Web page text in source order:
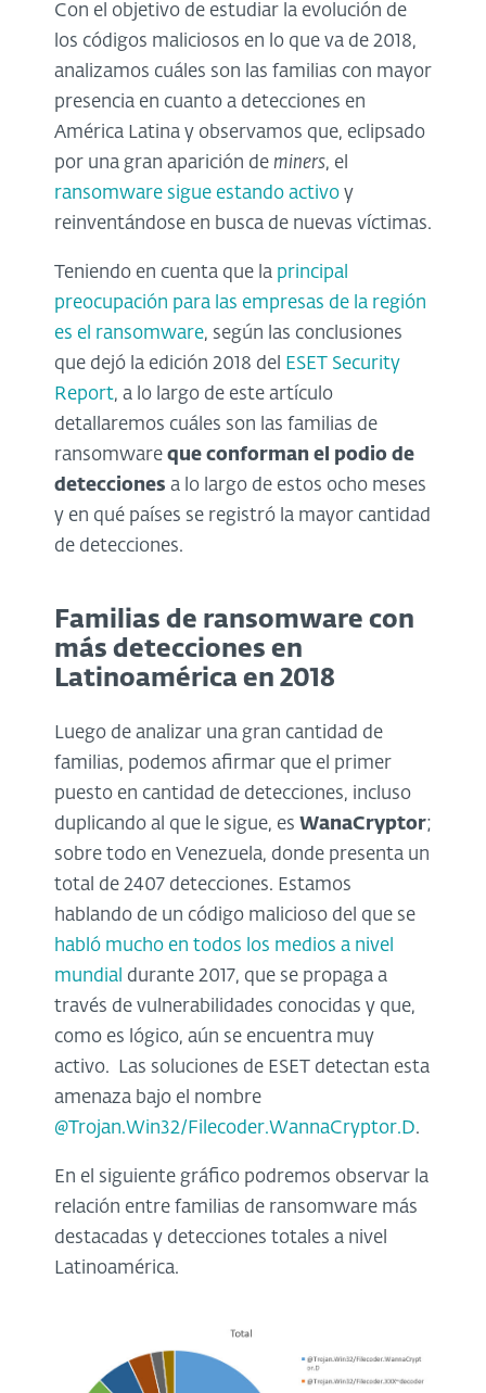
Con el objetivo de estudiar la evolución de
los códigos maliciosos en lo que va de 2018,
analizamos cuáles son las familias con mayor
presencia en cuanto a detecciones en
América Latina y observamos que, eclipsado
por una gran aparición de miners, el
ransomware sigue estando activo y
reinventándose en busca de nuevas víctimas.
Teniendo en cuenta que la principal
preocupación para las empresas de la región
es el ransomware, según las conclusiones
que dejó la edición 2018 del
ESET Security
Report, a lo largo de este artículo
detallaremos cuáles son las familias de
ransomware que conforman el podio de
detecciones a lo largo de estos ocho meses
y en qué países se registró la mayor cantidad
de detecciones.
Familias de ransomware con
más detecciones en
Latinoamérica en 2018
Luego de analizar una gran cantidad de
familias, podemos afirmar que el primer
puesto en cantidad de detecciones, incluso
duplicando al que le sigue, es WanaCryptor;
sobre todo en Venezuela, donde presenta un
total de 2407 detecciones. Estamos
hablando de un código malicioso del que se
habló mucho en todos los medios a nivel
mundial durante 2017, que se propaga a
través de vulnerabilidades conocidas y que,
como es lógico, aún se encuentra muy
activo. Las soluciones de ESET detectan esta
amenaza bajo el nombre
@Trojan.Win32/Filecoder.WannaCryptor.D.
En el siguiente gráfico podremos observar la
relación entre familias de ransomware más
destacadas y detecciones totales a nivel
Latinoamérica.